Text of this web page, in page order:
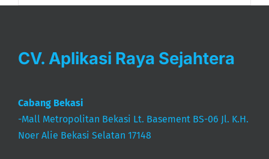
CV. Aplikasi Raya Sejahtera
Cabang Bekasi
-Mall Metropolitan Bekasi Lt. Basement BS-06 Jl. K.H.
Noer Alie Bekasi Selatan 17148